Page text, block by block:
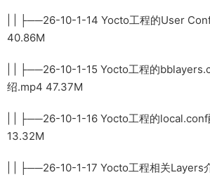
| | ├──26-10-1-14 Yocto工程的User
40.86M
| | ├──26-10-1-15 Yocto工程的
绍.mp4 47.37M
| | ├──26-10-1-16 Yocto工程的
13.32M
| | ├──26-10-1-17 Yocto工程相关Layers